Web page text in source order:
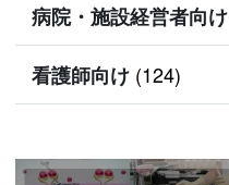
病院・施設経営者向け
看護師向け (124)